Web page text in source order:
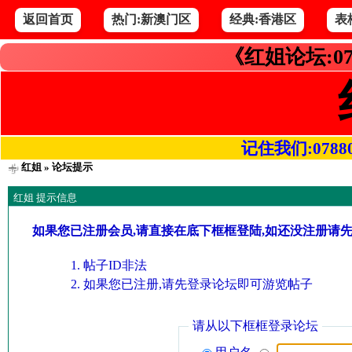
返回首页 热门:新澳门区 经典:香港区 表
《红姐论坛
记住我们
红姐» 论坛提示
红姐 提示信息
如果您已注册会员,请直接在底下框框登陆,如还没注册请
帖子ID非法
如果您已注册,请先登录论坛即可游览帖子
请从以下框框登录论坛